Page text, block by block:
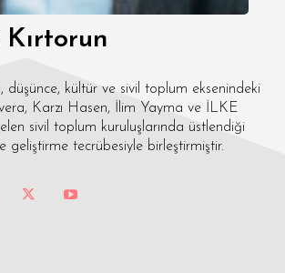
düşünce, kültür ve sivil toplum eksenindeki
Karzı Hasen, İlim Yayma ve İLKE
sivil toplum kuruluşlarında üstlendiği
geliştirme tecrübesiyle birleştirmiştir.